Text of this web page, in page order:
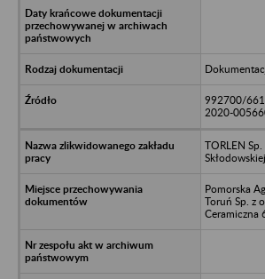
992700/
2020-
TORLEN
Pomorska
Toruń Sp. z
Ceramiczna